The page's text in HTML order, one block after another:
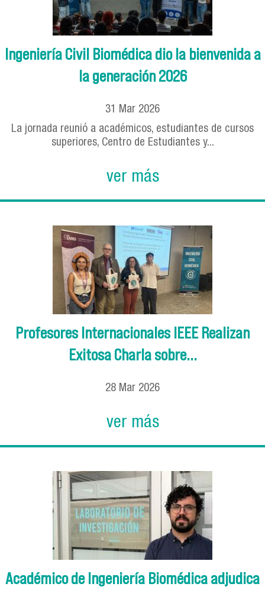
Ingeniería Civil Biomédica dio la bienvenida a
la generación 2026
31 Mar 2026
La jornada reunió a académicos, estudiantes de cursos
superiores, Centro de Estudiantes y...
ver más
Profesores Internacionales IEEE Realizan
Exitosa Charla sobre...
28 Mar 2026
ver más
Académico de Ingeniería Biomédica adjudica